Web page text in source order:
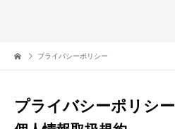
プライバシーポリシー
プライバシーポリシー